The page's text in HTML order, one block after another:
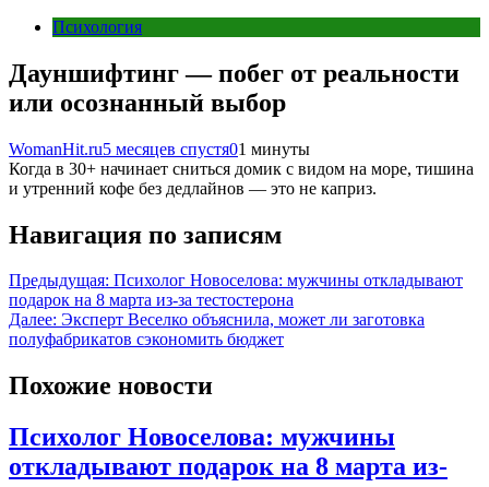
Психология
Дауншифтинг — побег от реальности
или осознанный выбор
WomanHit.ru5 месяцев спустя01 минуты
Когда в 30+ начинает сниться домик с видом на море, тишина
и утренний кофе без дедлайнов — это не каприз.
Навигация по записям
Предыдущая: Психолог Новоселова: мужчины откладывают
подарок на 8 марта из-за тестостерона
Далее: Эксперт Веселко объяснила, может ли заготовка
полуфабрикатов сэкономить бюджет
Похожие новости
Психолог Новоселова: мужчины
откладывают подарок на 8 марта из-